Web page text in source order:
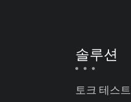
솔루션
토크 테스트